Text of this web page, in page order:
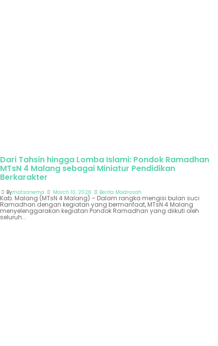
Dari Tahsin hingga Lomba Islami: Pondok Ramadhan
MTsN 4 Malang sebagai Miniatur Pendidikan
Berkarakter
Bymatsanema March 10, 2026 Berita Madrasah
Kab. Malang (MTsN 4 Malang) – Dalam rangka mengisi bulan suci
Ramadhan dengan kegiatan yang bermanfaat, MTsN 4 Malang
menyelenggarakan kegiatan Pondok Ramadhan yang diikuti oleh
seluruh...